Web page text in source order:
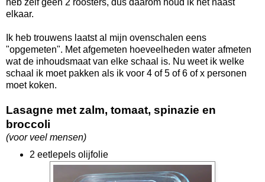
elkaar.
Ik heb trouwens laatst al mijn ovenschalen eens
"opgemeten". Met afgemeten hoeveelheden water afmeten
wat de inhoudsmaat van elke schaal is. Nu weet ik welke
schaal ik moet pakken als ik voor 4 of 5 of 6 of x personen
moet koken.
Lasagne met zalm, tomaat, spinazie en
broccoli
(voor veel mensen)
2 eetlepels olijfolie